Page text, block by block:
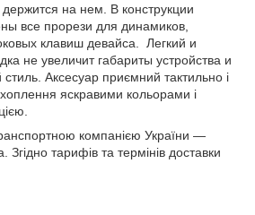
на нем. В конструкции
все прорези для динамиков,
клавиш девайса. Легкий и
не увеличит габариты устройства и
стиль. Аксесуар приємний тактильно і
яскравими кольорами і
компанією України ―
тарифів та термінів доставки